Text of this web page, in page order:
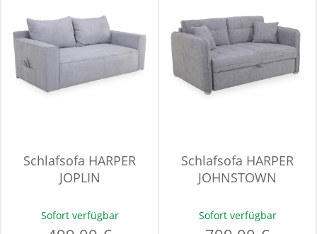
Schlafsofa HARPER
JOPLIN
Sofort verfügbar
Schlafsofa HARPER
JOHNSTOWN
Sofort verfügbar